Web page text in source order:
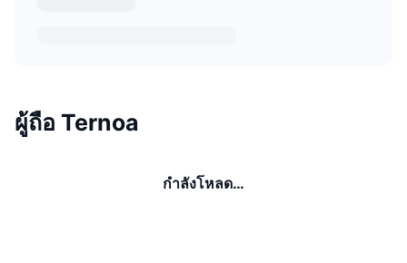
ผู้ถือ Ternoa
กำลังโหลด…